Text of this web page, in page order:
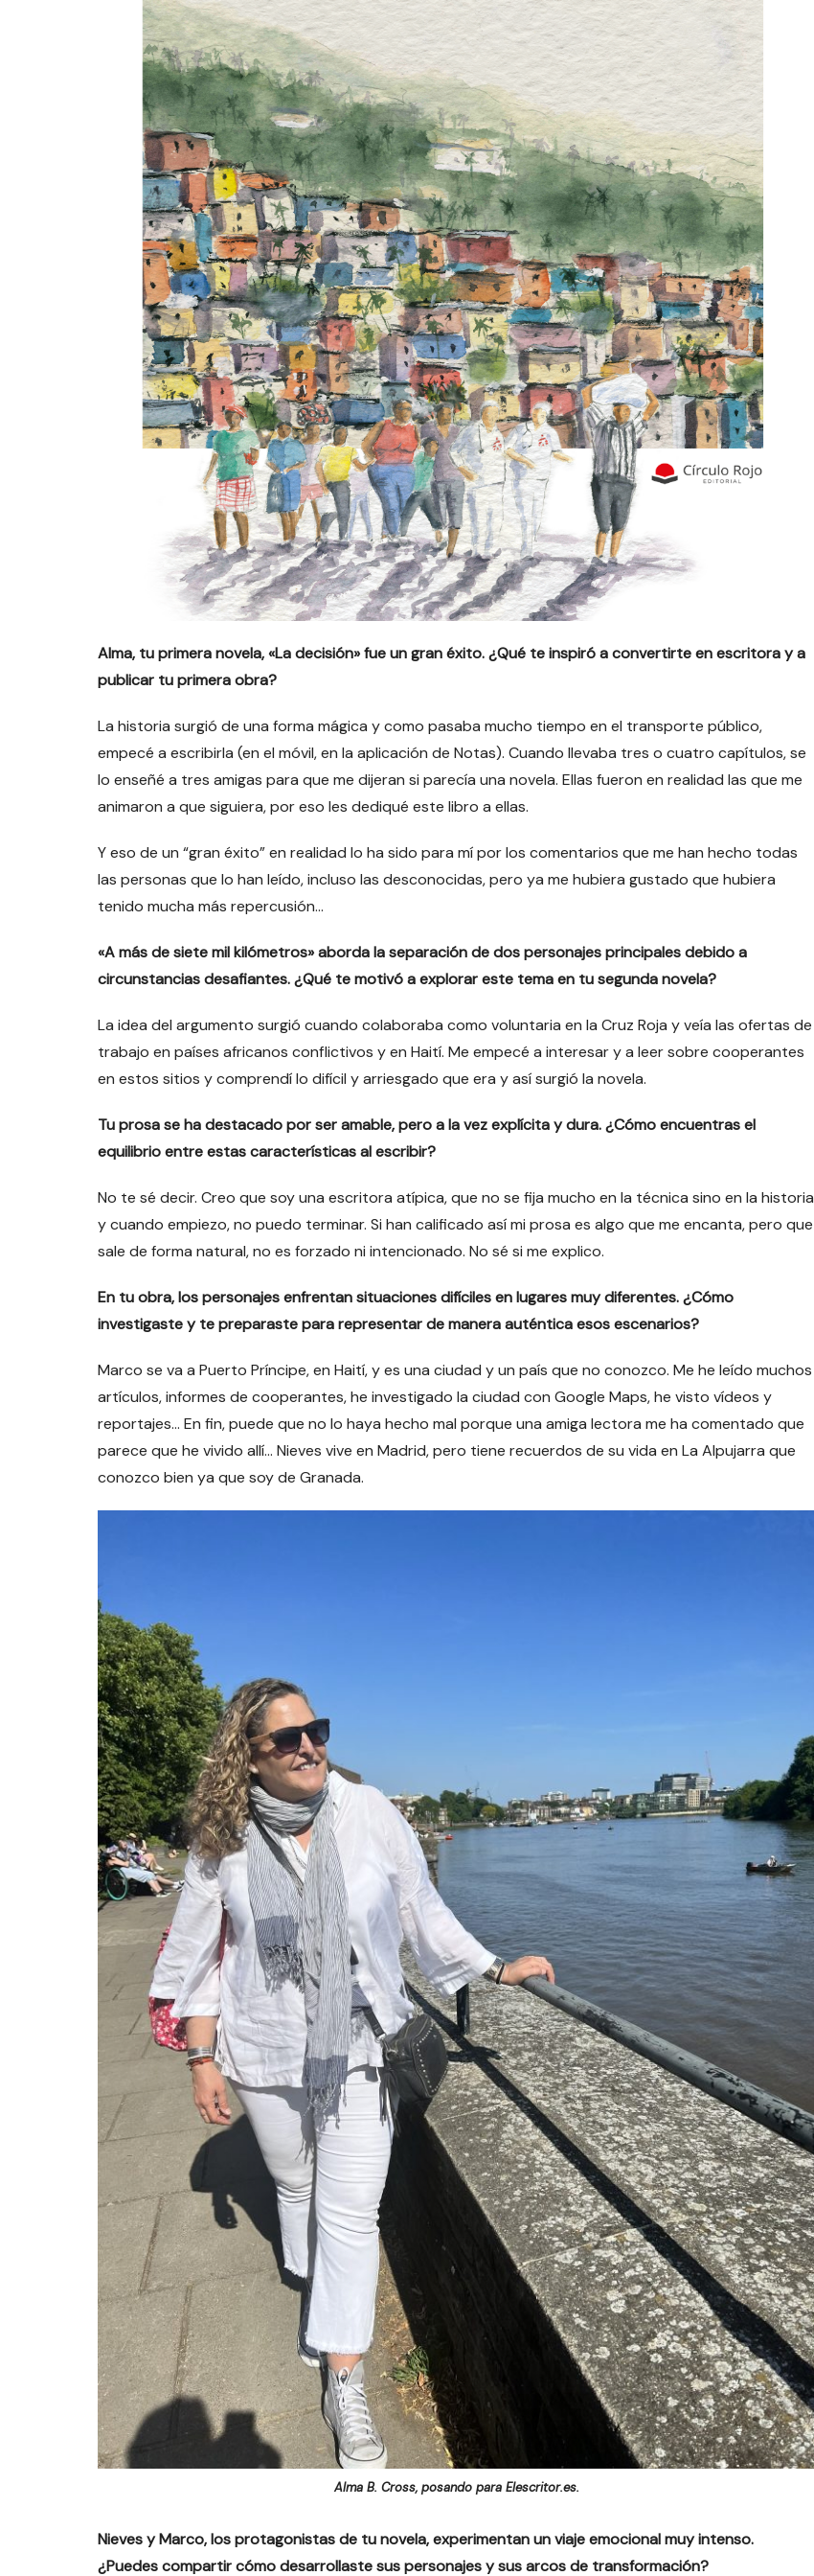
Alma, tu primera novela, «La decisión» fue un gran éxito. ¿Qué te inspiró a convertirte en escritora y a
publicar tu primera obra?
La historia surgió de una forma mágica y como pasaba mucho tiempo en el transporte público,
empecé a escribirla (en el móvil, en la aplicación de Notas). Cuando llevaba tres o cuatro capítulos, se
lo enseñé a tres amigas para que me dijeran si parecía una novela. Ellas fueron en realidad las que me
animaron a que siguiera, por eso les dediqué este libro a ellas.
Y eso de un “gran éxito” en realidad lo ha sido para mí por los comentarios que me han hecho todas
las personas que lo han leído, incluso las desconocidas, pero ya me hubiera gustado que hubiera
tenido mucha más repercusión…
«A más de siete mil kilómetros» aborda la separación de dos personajes principales debido a
circunstancias desafiantes. ¿Qué te motivó a explorar este tema en tu segunda novela?
La idea del argumento surgió cuando colaboraba como voluntaria en la Cruz Roja y veía las ofertas de
trabajo en países africanos conflictivos y en Haití. Me empecé a interesar y a leer sobre cooperantes
en estos sitios y comprendí lo difícil y arriesgado que era y así surgió la novela.
Tu prosa se ha destacado por ser amable, pero a la vez explícita y dura. ¿Cómo encuentras el
equilibrio entre estas características al escribir?
No te sé decir. Creo que soy una escritora atípica, que no se fija mucho en la técnica sino en la historia
y cuando empiezo, no puedo terminar. Si han calificado así mi prosa es algo que me encanta, pero que
sale de forma natural, no es forzado ni intencionado. No sé si me explico.
En tu obra, los personajes enfrentan situaciones difíciles en lugares muy diferentes. ¿Cómo
investigaste y te preparaste para representar de manera auténtica esos escenarios?
Marco se va a Puerto Príncipe, en Haití, y es una ciudad y un país que no conozco. Me he leído muchos
artículos, informes de cooperantes, he investigado la ciudad con Google Maps, he visto vídeos y
reportajes… En fin, puede que no lo haya hecho mal porque una amiga lectora me ha comentado que
parece que he vivido allí… Nieves vive en Madrid, pero tiene recuerdos de su vida en La Alpujarra que
conozco bien ya que soy de Granada.
Alma B. Cross, posando para Elescritor.es.
Nieves y Marco, los protagonistas de tu novela, experimentan un viaje emocional muy intenso.
¿Puedes compartir cómo desarrollaste sus personajes y sus arcos de transformación?